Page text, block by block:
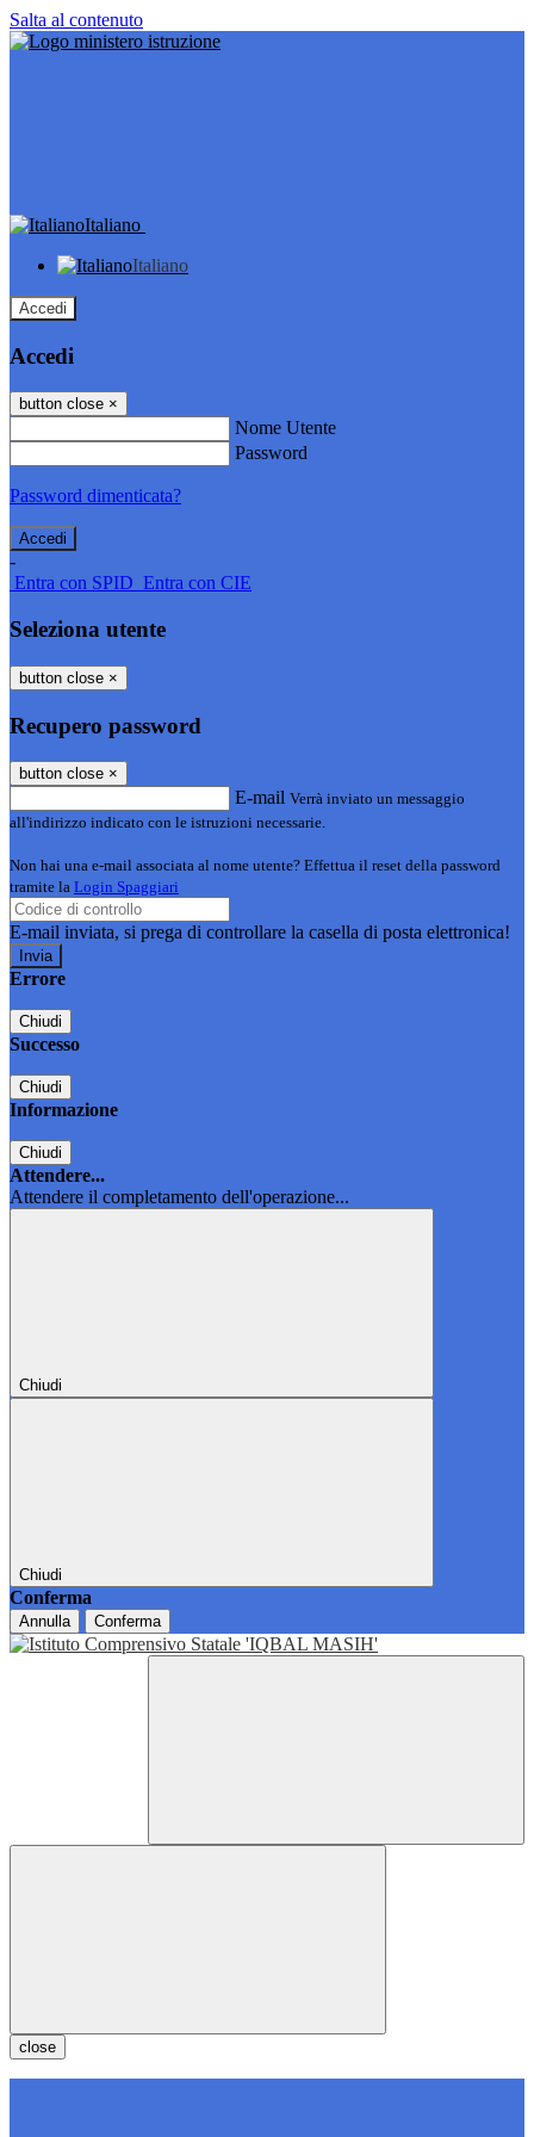
Salta al contenuto
Italiano
Italiano
Accedi
Accedi
button close ×
Nome Utente
Password
Password dimenticata?
-
Entra con SPID Entra con CIE
Seleziona utente
button close ×
Recupero password
button close ×
E-mail Verrà inviato un messaggio
all'indirizzo indicato con le istruzioni necessarie.
Non hai una e-mail associata al nome utente? Effettua il reset della password
tramite la Login Spaggiari
E-mail inviata, si prega di controllare la casella di posta elettronica!
Errore
Chiudi
Successo
Chiudi
Informazione
Chiudi
Attendere...
Attendere il completamento dell'operazione...
Chiudi
Chiudi
Conferma
Annulla Conferma
close